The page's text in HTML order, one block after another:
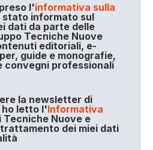
l'informativa sulla
informato sul
dati da parte delle
Tecniche Nuove
editoriali, e-
guide e monografie,
convegni professionali
la newsletter di
ho letto l'Informativa
Nuove e
dei miei dati